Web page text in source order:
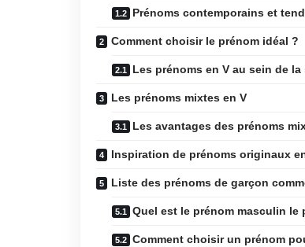
Prénoms contemporains et
Comment choisir le prénom idéal ?
Les prénoms en V au sein de la
Les prénoms mixtes en V
Les avantages des prénoms
Inspiration de prénoms originaux
Liste des prénoms de garçon
Quel est le prénom masculin le
Comment choisir un prénom